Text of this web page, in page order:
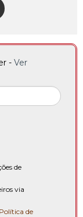
- Ver
de
via
Política de